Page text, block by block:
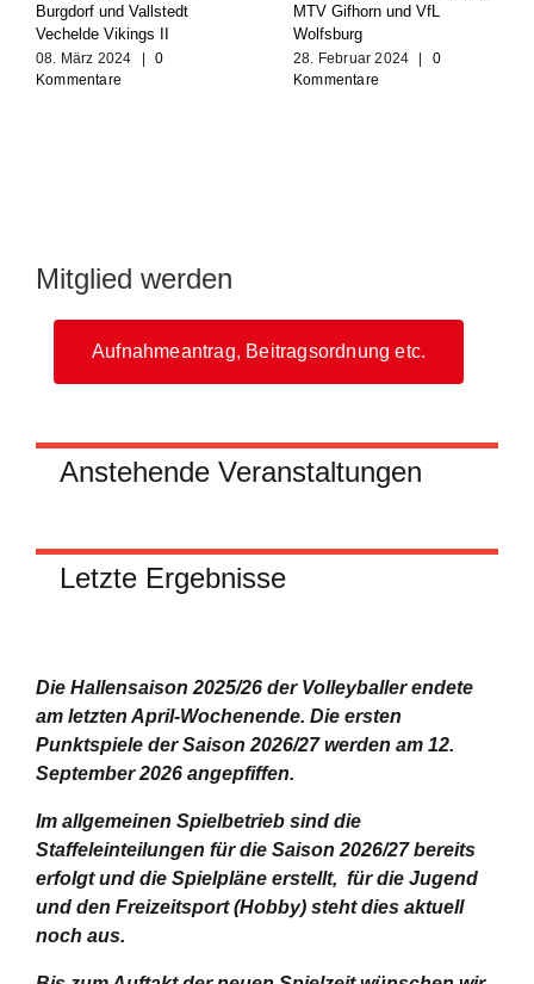
Burgdorf und Vallstedt
Vechelde Vikings II
08. März 2024 |
0
Kommentare
MTV Gifhorn und VfL
Wolfsburg
28. Februar 2024 |
0
Kommentare
Mitglied werden
Aufnahmeantrag, Beitragsordnung etc.
Anstehende Veranstaltungen
Letzte Ergebnisse
Die Hallensaison 2025/26 der Volleyballer endete
am letzten April-Wochenende. Die ersten
Punktspiele der Saison 2026/27 werden am 12.
September 2026 angepfiffen.
Im allgemeinen Spielbetrieb sind die
Staffeleinteilungen für die Saison 2026/27 bereits
erfolgt und die Spielpläne erstellt, für die Jugend
und den Freizeitsport (Hobby) steht dies aktuell
noch aus.